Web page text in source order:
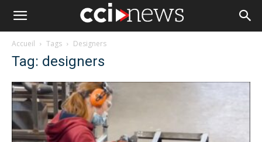
Accueil Tags Designers
Tag: designers